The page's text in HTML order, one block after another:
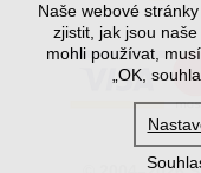
Naše webové
zjistit, jak jsou
mohli používat,
„OK,